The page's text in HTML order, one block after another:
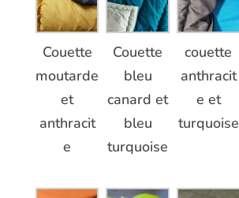
Couette
moutarde
et
anthracit
e
Couette
bleu
canard et
bleu
turquoise
couette
anthracit
e et
turquoise